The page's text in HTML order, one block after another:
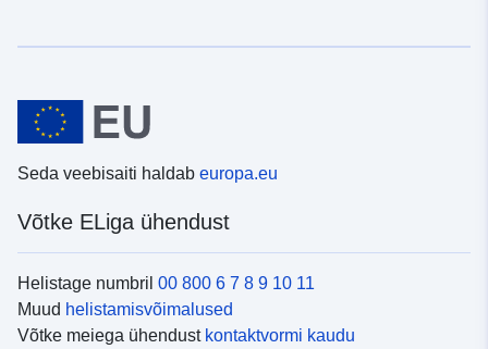
Seda veebisaiti haldab europa.eu
Võtke ELiga ühendust
Helistage numbril 00 800 6 7 8 9 10 11
Muud helistamisvõimalused
Võtke meiega ühendust kontaktvormi kaudu